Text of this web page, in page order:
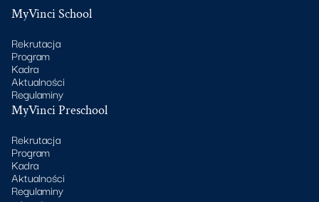
MyVinci School
Rekrutacja
Program
Kadra
Aktualności
Regulaminy
MyVinci Preschool
Rekrutacja
Program
Kadra
Aktualności
Regulaminy